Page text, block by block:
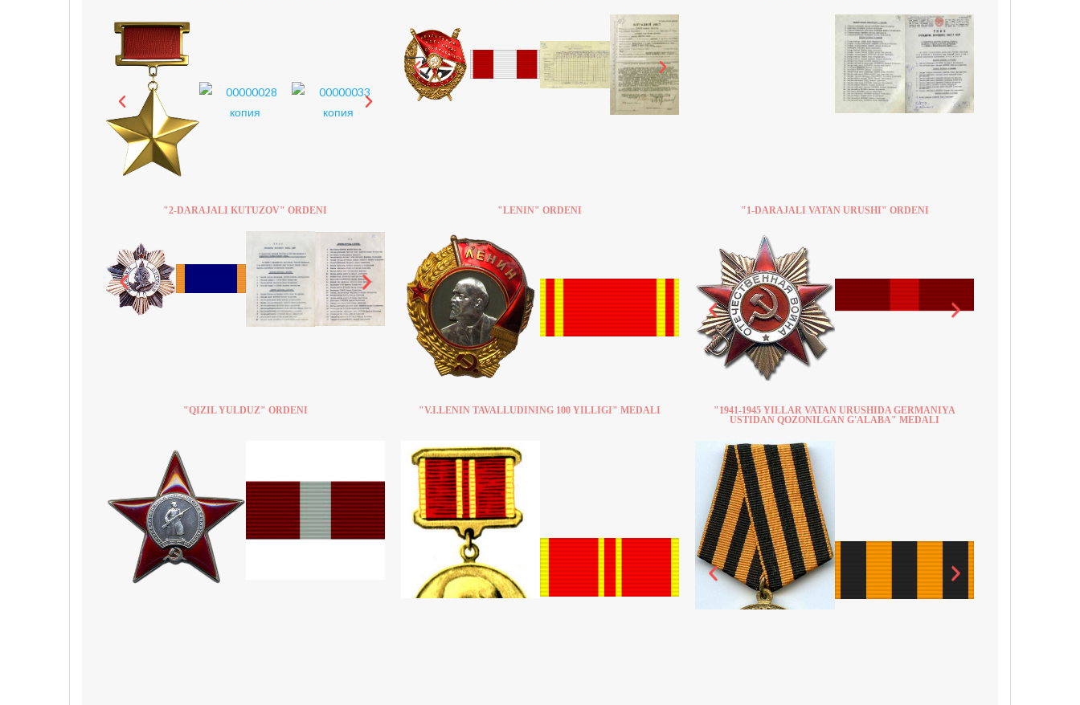
"2-DARAJALI KUTUZOV" ORDENI "LENIN" ORDENI "1-DARAJALI VATAN URUSHI" ORDENI
"QIZIL YULDUZ" ORDENI "V.I.LENIN TAVALLUDINING 100 YILLIGI" MEDALI
"1941-1945 YILLAR VATAN URUSHIDA GERMANIYA
USTIDAN QOZONILGAN G'ALABA" MEDALI